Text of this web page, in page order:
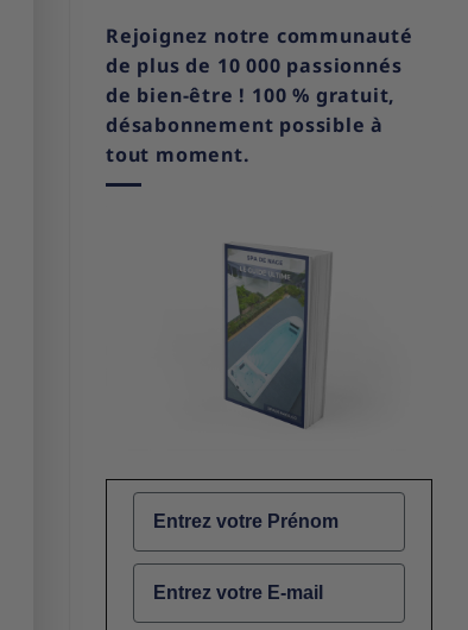
Rejoignez notre communauté
de plus de 10 000 passionnés
de bien-être ! 100 % gratuit,
désabonnement possible à
tout moment.
Name
Email